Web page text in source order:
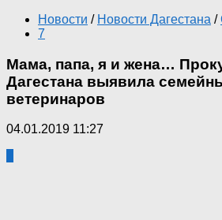
Новости / Новости Дагестана /
7
Мама, папа, я и жена…
Дагестана выявила
ветеринаров
04.01.2019 11:27